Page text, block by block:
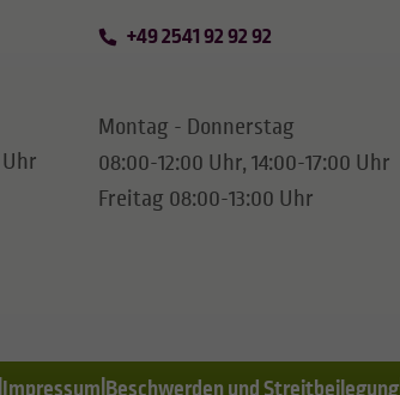
Uhr
+49 2541 92 92 92
Montag - Donnerstag
08:00-12:00 Uhr, 14:00-17:00 Uhr
Freitag 08:00-13:00 Uhr
Impressum Beschwerden und Streitbeilegung